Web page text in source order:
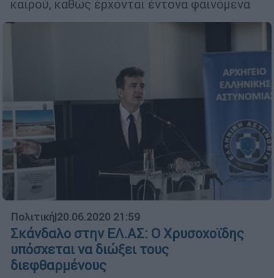
καιρού, καθώς έρχονται έντονα φαινόμενα
Πολιτική|20.06.2020 21:59
Σκάνδαλο στην ΕΛ.ΑΣ: Ο Χρυσοχοϊδης
υπόσχεται να διώξει τους
διεφθαρμένους